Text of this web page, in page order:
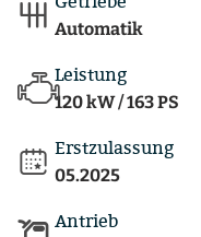
Automatik
Leistung
120 kW / 163 PS
Erstzulassung
05.2025
Antrieb